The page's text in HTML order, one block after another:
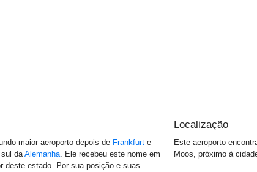
maior aeroporto depois de Frankfurt e
sul daAlemanha. Ele recebeu este nome em
deste estado. Por sua posição e suas
Localização
Este aeroporto
Moos, próximo à